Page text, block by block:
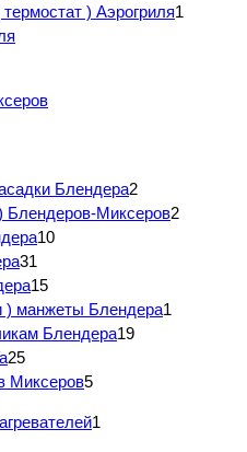
) Аэрогриля1
Блендера2
Блендеров-Миксеров2
10
31
15
) манжеты Блендера1
Блендера19
25
Миксеров5
1